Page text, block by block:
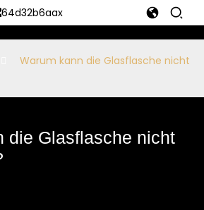
Warum kann die Glasflasche nicht
die Glasflasche nicht